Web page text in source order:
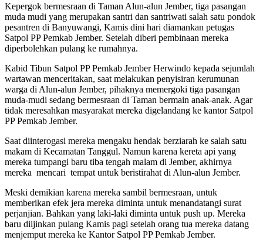
Kepergok bermesraan di Taman Alun-alun Jember, tiga pasangan
muda mudi yang merupakan santri dan santriwati salah satu pondok
pesantren di Banyuwangi, Kamis dini hari diamankan petugas
Satpol PP Pemkab Jember. Setelah diberi pembinaan mereka
diperbolehkan pulang ke rumahnya.
Kabid Tibun Satpol PP Pemkab Jember Herwindo kepada sejumlah
wartawan menceritakan, saat melakukan penyisiran kerumunan
warga di Alun-alun Jember, pihaknya memergoki tiga pasangan
muda-mudi sedang bermesraan di Taman bermain anak-anak. Agar
tidak meresahkan masyarakat mereka digelandang ke kantor Satpol
PP Pemkab Jember.
Saat diinterogasi mereka mengaku hendak berziarah ke salah satu
makam di Kecamatan Tanggul. Namun karena kereta api yang
mereka tumpangi baru tiba tengah malam di Jember, akhirnya
mereka mencari tempat untuk beristirahat di Alun-alun Jember.
Meski demikian karena mereka sambil bermesraan, untuk
memberikan efek jera mereka diminta untuk menandatangi surat
perjanjian. Bahkan yang laki-laki diminta untuk push up. Mereka
baru diijinkan pulang Kamis pagi setelah orang tua mereka datang
menjemput mereka ke Kantor Satpol PP Pemkab Jember.